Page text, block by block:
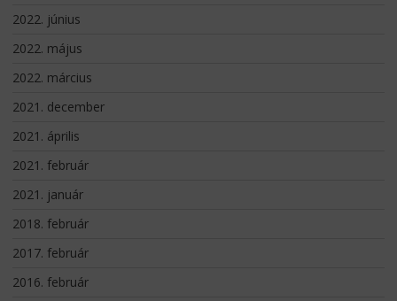
2022. június
2022. május
2022. március
2021. december
2021. április
2021. február
2021. január
2018. február
2017. február
2016. február